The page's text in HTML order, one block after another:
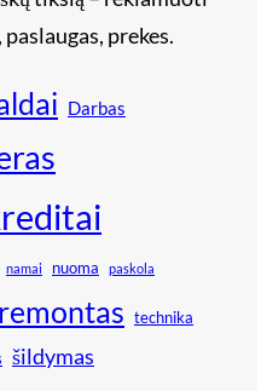
prekes.
Darbas
namai nuoma paskola
remontas technika
šildymas